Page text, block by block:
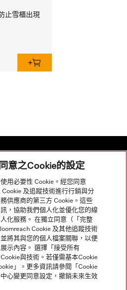
止雪櫃出現
意之Cookie的設定
用必要性 Cookie。經您同意
及追蹤技術進行行銷與分
供應商的第三方 Cookie。這些
，協助我們個人化並優化您的線
化服務。 在獨立同意（「完整
Cookie 及其他追蹤技術
將其與您的個人檔案關聯，以便
示內容。 選擇「接受所有
與技術。若僅需基本Cookie
」。更多資訊請參閱「Cookie
心變更同意設定，撤銷未來生效